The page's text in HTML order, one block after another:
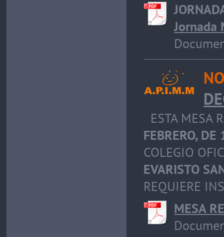
Jornada
ESTA MESA
FEBRERO,
COLEGIO
EVARISTO
REQUIERE
MESA